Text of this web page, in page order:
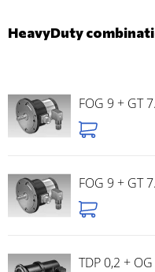
HeavyDuty
FOG 9 + GT
FOG 9 + GT
TDP 0,2 +